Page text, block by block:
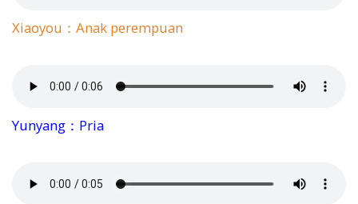
Xiaoyou：Anak perempuan
Yunyang：Pria